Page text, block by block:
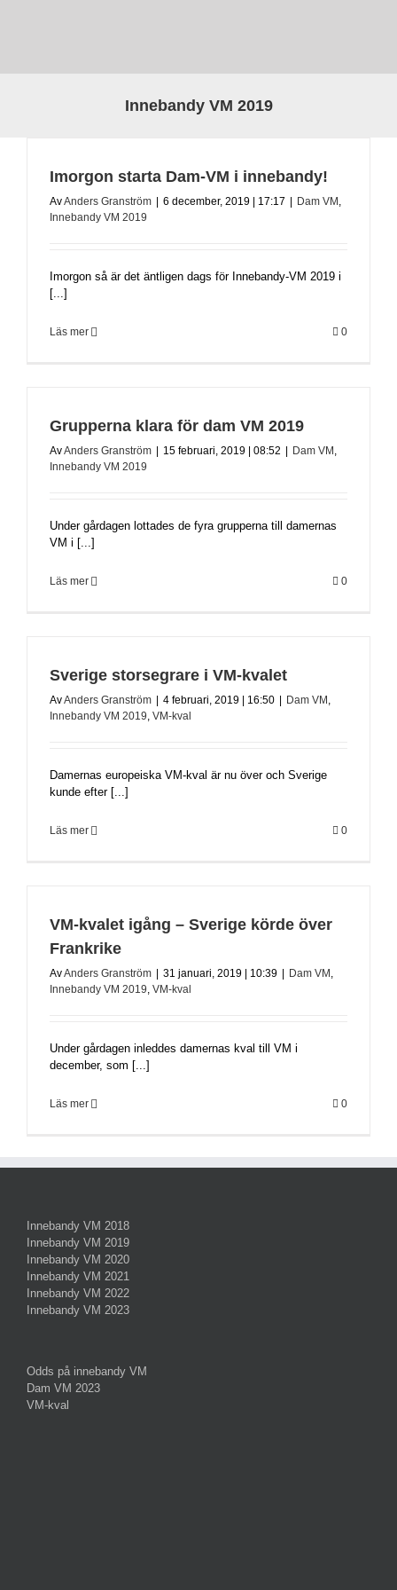
Innebandy VM 2019
Imorgon starta Dam-VM i innebandy!
AvAnders Granström 6 december, 2019 | 17:17 Dam VM ,
Innebandy VM 2019
Imorgon så är det äntligen dags för Innebandy-VM 2019 i
[...]
Läs mer 0
Grupperna klara för dam VM 2019
AvAnders Granström 15 februari, 2019 | 08:52 Dam VM ,
Innebandy VM 2019
Under gårdagen lottades de fyra grupperna till damernas
VM i [...]
Läs mer 0
Sverige storsegrare i VM-kvalet
AvAnders Granström 4 februari, 2019 | 16:50 Dam VM ,
Innebandy VM 2019, VM-kval
Damernas europeiska VM-kval är nu över och Sverige
kunde efter [...]
Läs mer 0
VM-kvalet igång – Sverige körde över
Frankrike
AvAnders Granström 31 januari, 2019 | 10:39 Dam VM ,
Innebandy VM 2019, VM-kval
Under gårdagen inleddes damernas kval till VM i
december, som [...]
Läs mer 0
Innebandy VM 2018
Innebandy VM 2019
Innebandy VM 2020
Innebandy VM 2021
Innebandy VM 2022
Innebandy VM 2023
Odds på innebandy VM
Dam VM 2023
VM-kval